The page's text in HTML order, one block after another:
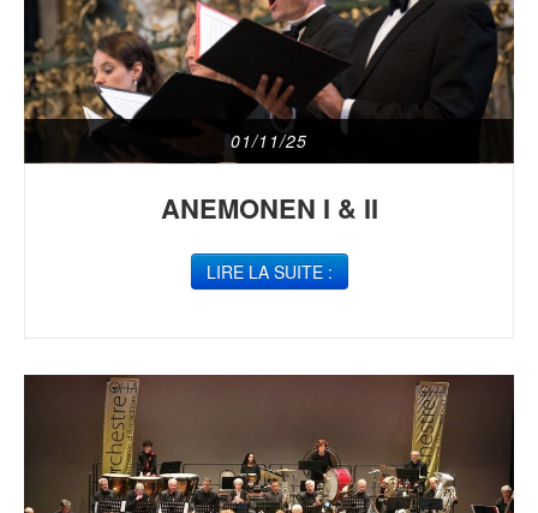
01/11/25
ANEMONEN I & II
LIRE LA SUITE :